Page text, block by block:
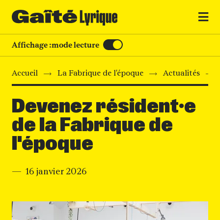
MENU
Affichage :mode lecture
Accueil La Fabrique de l'époque Actualités
Devenez résident·e
de la Fabrique de
l'époque
16 janvier 2026